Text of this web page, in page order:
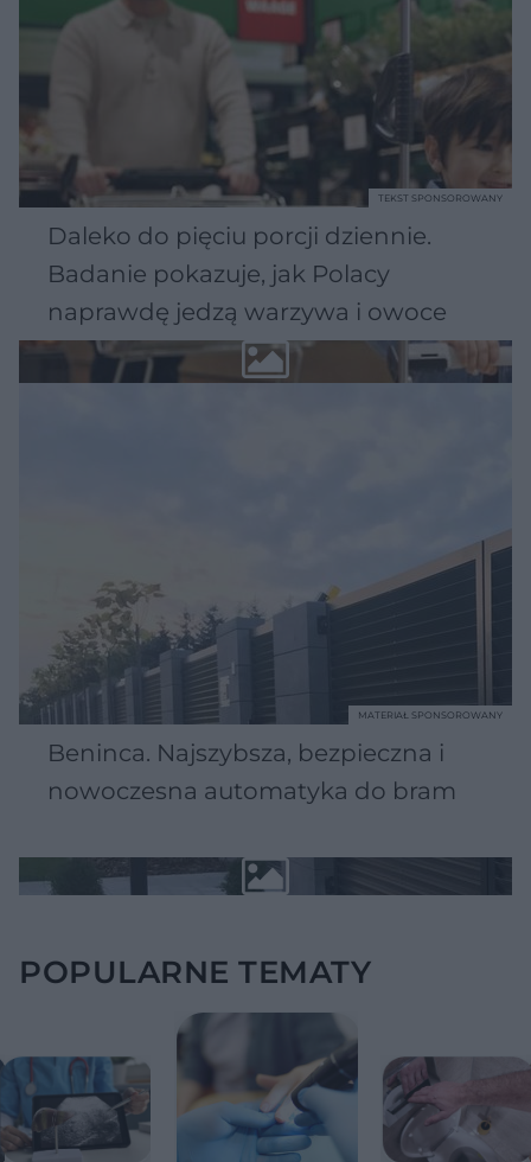
Daleko do pięciu porcji dziennie.
Badanie pokazuje, jak Polacy
naprawdę jedzą warzywa i owoce
TEKST SPONSOROWANY
Beninca. Najszybsza, bezpieczna i
nowoczesna automatyka do bram
MATERIAŁ SPONSOROWANY
POPULARNE TEMATY